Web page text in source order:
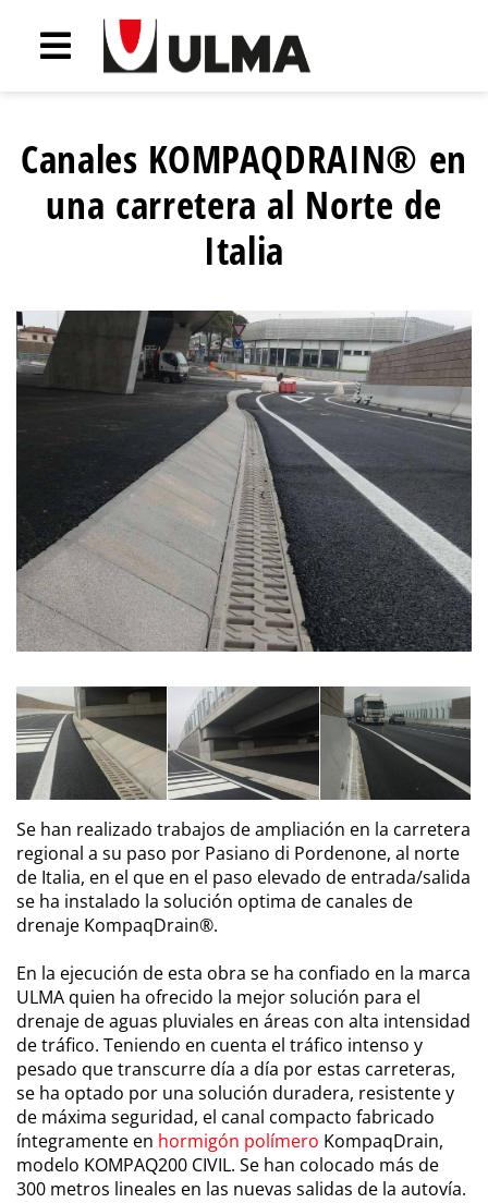
Canales KOMPAQDRAIN® en
una carretera al Norte de
Italia
Se han realizado trabajos de ampliación en la carretera
regional a su paso por Pasiano di Pordenone, al norte
de Italia, en el que en el paso elevado de entrada/salida
se ha instalado la solución optima de canales de
drenaje KompaqDrain®.
En la ejecución de esta obra se ha confiado en la marca
ULMA quien ha ofrecido la mejor solución para el
drenaje de aguas pluviales en áreas con alta intensidad
de tráfico. Teniendo en cuenta el tráfico intenso y
pesado que transcurre día a día por estas carreteras,
se ha optado por una solución duradera, resistente y
de máxima seguridad, el canal compacto fabricado
íntegramente en hormigón polímero KompaqDrain,
modelo KOMPAQ200 CIVIL. Se han colocado más de
300 metros lineales en las nuevas salidas de la autovía.